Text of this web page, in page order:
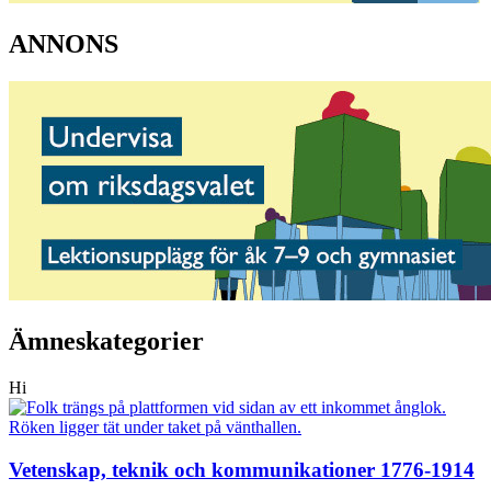
ANNONS
Ämneskategorier
Hi
Vetenskap, teknik och kommunikationer 1776-1914